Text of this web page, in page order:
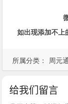
所属分类： 周元
如出现添加不上